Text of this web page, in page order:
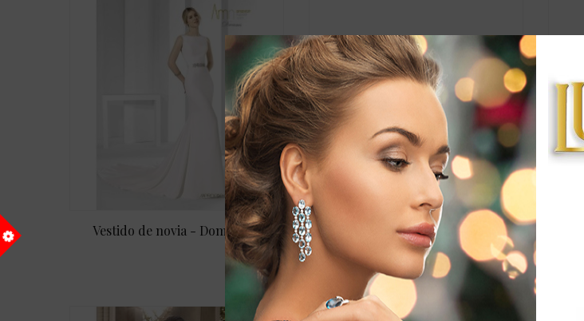
Vestido de novia - Domeneka Vestido de fiesta -...